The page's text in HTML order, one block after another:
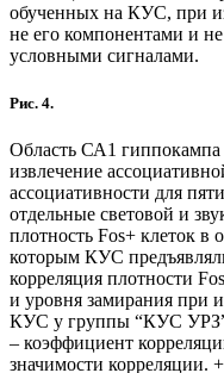
обученных на КУС, при
не его компонентами и
условными сигналами.
Рис. 4.
Область СА1 гиппокампа
извлечение
ассоциативности для
отдельные световой и
плотность Fos+ клеток
которым КУС
корреляция плотности
и уровня замирания при
КУС у группы “КУС
– коэффициент
значимости корреляции.